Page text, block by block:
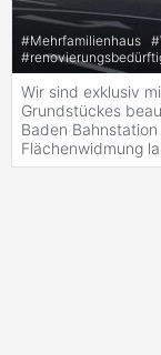
#Mehrfamilienhaus #
#
Wir sind exklusiv
Grundstückes
Baden
Flächenwidmung